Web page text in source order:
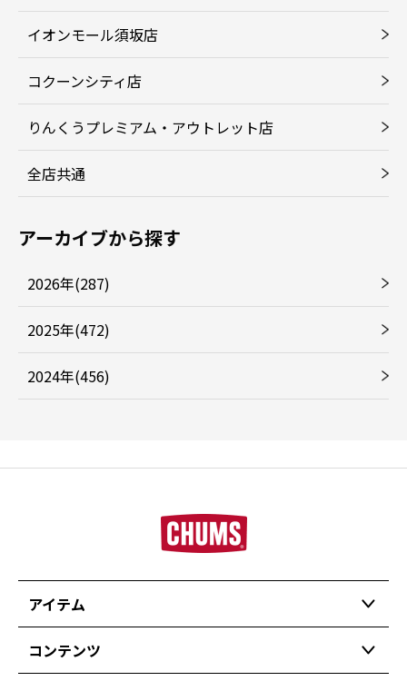
イオンモール須坂店
コクーンシティ店
りんくうプレミアム・アウトレット店
全店共通
アーカイブから探す
2026年(287)
2025年(472)
2024年(456)
アイテム
コンテンツ